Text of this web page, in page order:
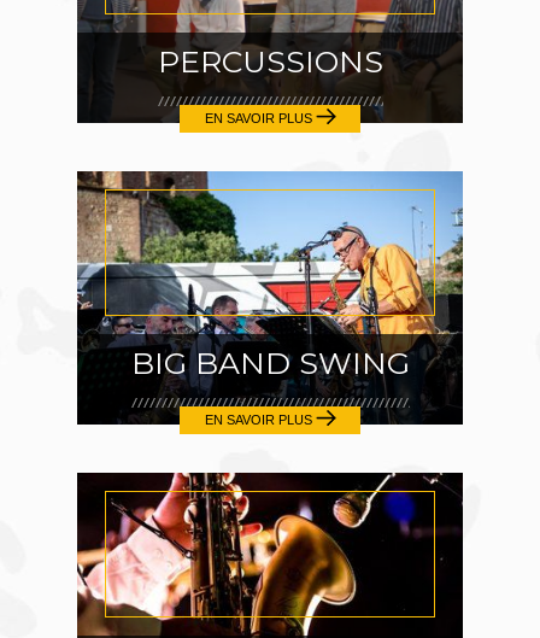
PERCUSSIONS
EN SAVOIR PLUS
BIG BAND SWING
EN SAVOIR PLUS